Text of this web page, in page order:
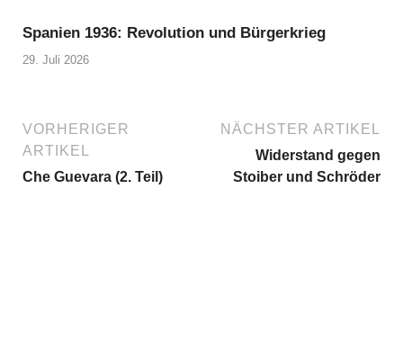
Spanien 1936: Revolution und Bürgerkrieg
29. Juli 2026
VORHERIGER
ARTIKEL
Che Guevara (2. Teil)
NÄCHSTER ARTIKEL
Widerstand gegen
Stoiber und Schröder